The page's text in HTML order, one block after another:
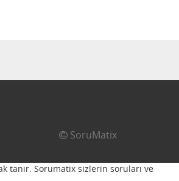
SoruMatix
tanır. Sorumatix sizlerin soruları ve